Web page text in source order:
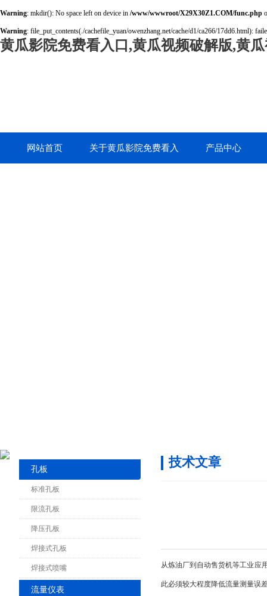
Warning: mkdir(): No space left on device in /www/wwwroot/X29X30Z1.COM/func.php
Warning: file_put_contents(./cachefile_yuan/owenzhang.net/cache/d1/ca266/17dd6.html):
黄瓜影院免费看入口,黄瓜视频破解版,黄
网站首页 关于黄瓜影院免费看入 产品中心
孔板
标准孔板
限流孔板
降压孔板
焊接式孔板
焊接式喷嘴
流量仪表
技术文章
从炼油厂到自动售货机等工业应
此必须较大程度降低流量测量